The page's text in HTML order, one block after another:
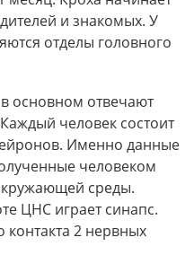
и знакомых. У
отделы головного
основном отвечают
человек состоит
Именно данные
человеком
среды.
ЦНС играет синапс.
контакта 2 нервных